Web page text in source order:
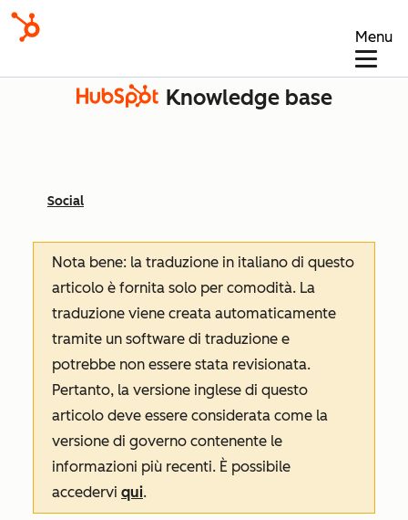
Menu
Knowledge base
Social
Nota bene: la traduzione in italiano di questo
articolo è fornita solo per comodità. La
traduzione viene creata automaticamente
tramite un software di traduzione e
potrebbe non essere stata revisionata.
Pertanto, la versione inglese di questo
articolo deve essere considerata come la
versione di governo contenente le
informazioni più recenti. È possibile
accedervi qui.